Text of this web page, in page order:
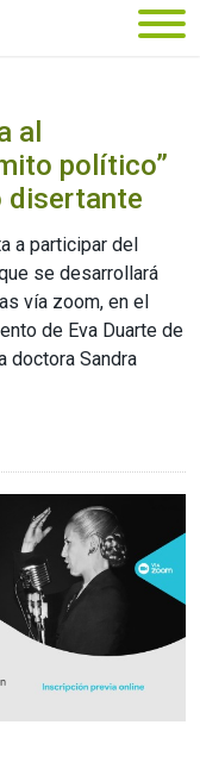
al
político”
disertante
a participar del
se desarrollará
vía zoom, en el
de Eva Duarte de
doctora Sandra